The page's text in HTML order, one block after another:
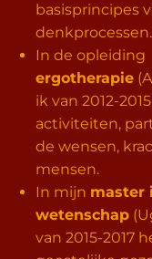
basisprincipes
denkprocessen.
In de opleiding
ergotherapie
ik van 2012-
activiteiten,
de wensen,
mensen.
In mijn master
wetenschap
van 2015-2017